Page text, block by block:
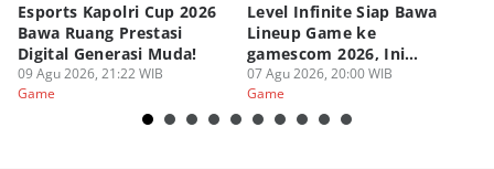
Esports Kapolri Cup 2026
Bawa Ruang Prestasi
Digital Generasi Muda!
09 Agu 2026, 21:22 WIB
Game
Level Infinite Siap Bawa
Lineup Game ke
gamescom 2026, Ini
Judulnya!
07 Agu 2026, 20:00 WIB
Game